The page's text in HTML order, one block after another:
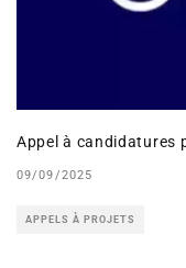
Appel à candidatures
09/09/2025
APPELS À PROJETS